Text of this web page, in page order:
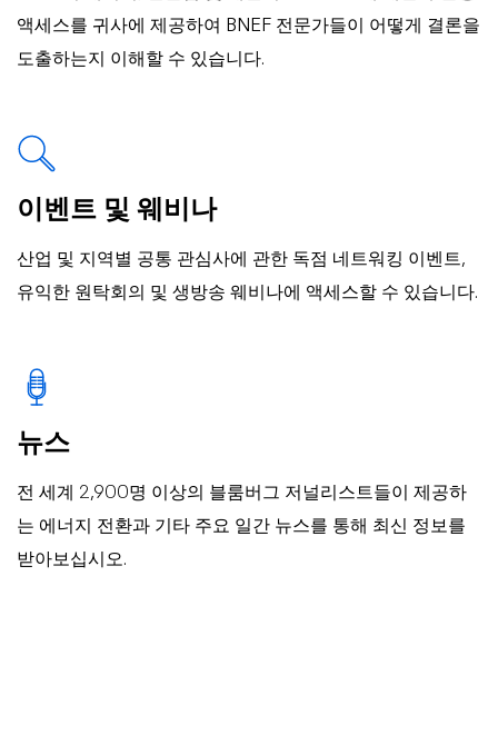
액세스를 귀사에 제공하여 BNEF 전문가들이 어떻게 결론을
도출하는지 이해할 수 있습니다.
이벤트 및 웨비나
산업 및 지역별 공통 관심사에 관한 독점 네트워킹 이벤트,
유익한 원탁회의 및 생방송 웨비나에 액세스할 수 있습니다.
뉴스
전 세계 2,900명 이상의 블룸버그 저널리스트들이 제공하
는 에너지 전환과 기타 주요 일간 뉴스를 통해 최신 정보를
받아보십시오.